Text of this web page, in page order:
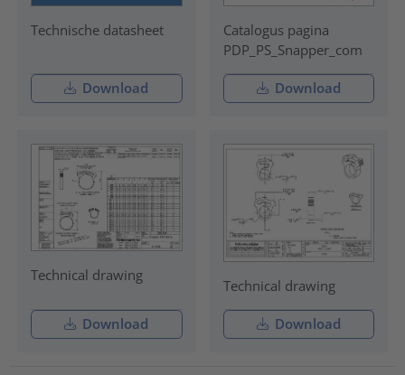
Technische datasheet
Download
Catalogus pagina
PDP_PS_Snapper_com
Download
Technical drawing
Download
Technical drawing
Download